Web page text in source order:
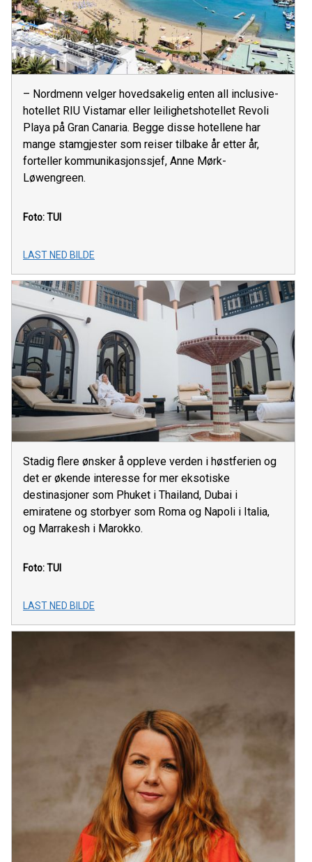
– Nordmenn velger hovedsakelig enten all inclusive-
hotellet RIU Vistamar eller leilighetshotellet Revoli
Playa på Gran Canaria. Begge disse hotellene har
mange stamgjester som reiser tilbake år etter år,
forteller kommunikasjonssjef, Anne Mørk-
Løwengreen.
Foto: TUI
LAST NED BILDE
Stadig flere ønsker å oppleve verden i høstferien og
det er økende interesse for mer eksotiske
destinasjoner som Phuket i Thailand, Dubai i
emiratene og storbyer som Roma og Napoli i Italia,
og Marrakesh i Marokko.
Foto: TUI
LAST NED BILDE